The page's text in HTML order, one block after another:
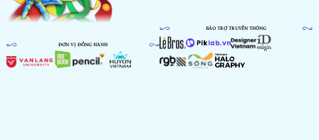
ĐƠN VỊ ĐỒNG HÀNH
BẢO TRỢ TRUYỀN THÔNG